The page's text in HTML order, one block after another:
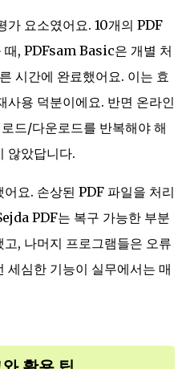
가 요소였어요. 10개의 PDF
때, PDFsam Basic은 개별 처
시간에 완료했어요. 이는 효
사용 덕분이에요. 반면 온라인
드/다운로드를 반복해야 해
않았답니다.
요. 손상된 PDF 파일을 처리
PDF는 복구 가능한 부분
, 나머지 프로그램들은 오류
세심한 기능이 실무에서는 매